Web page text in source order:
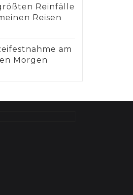
Reinfälle
Reisen
am
Morgen